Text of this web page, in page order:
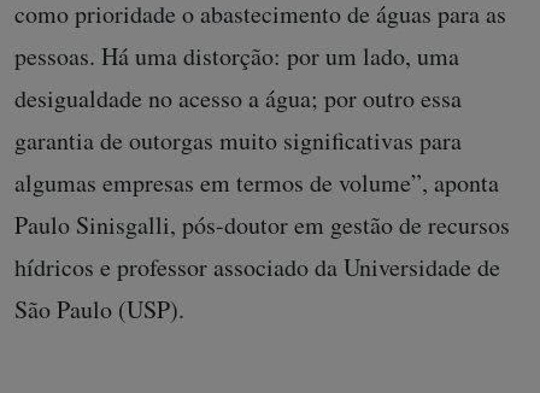
como prioridade o abastecimento de águas para as
pessoas. Há uma distorção: por um lado, uma
desigualdade no acesso a água; por outro essa
garantia de outorgas muito significativas para
algumas empresas em termos de volume”, aponta
Paulo Sinisgalli, pós-doutor em gestão de recursos
hídricos e professor associado da Universidade de
São Paulo (USP).